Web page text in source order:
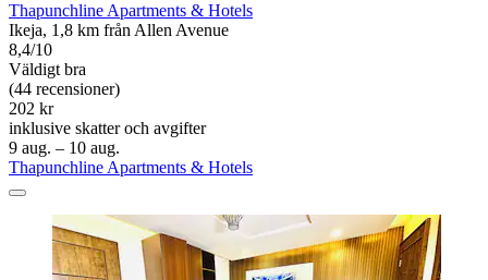
Thapunchline Apartments & Hotels
Ikeja, 1,8 km från Allen Avenue
8,4/10
Väldigt bra
(44 recensioner)
202 kr
inklusive skatter och avgifter
9 aug. – 10 aug.
Thapunchline Apartments & Hotels